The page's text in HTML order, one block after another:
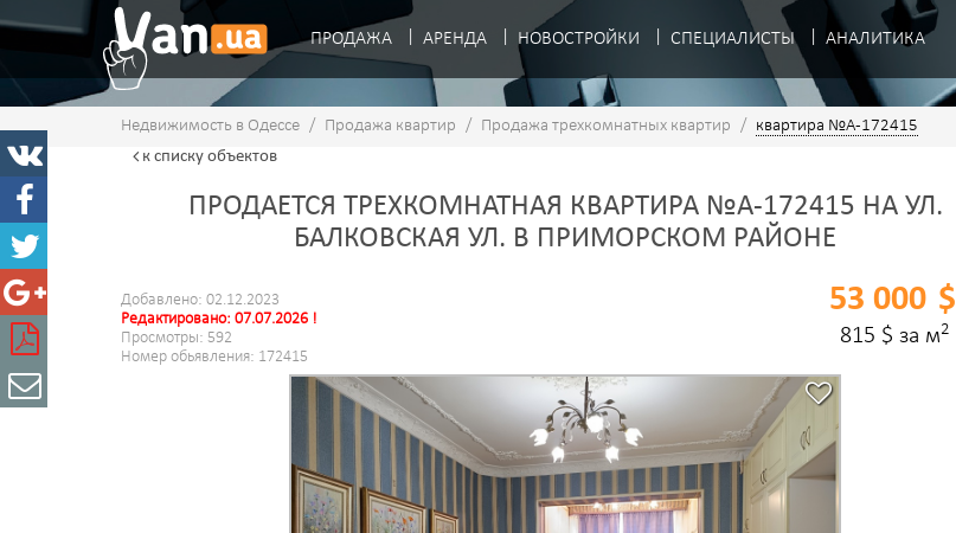
ПРОДАЖА АРЕНДА НОВОСТРОЙКИ СПЕЦИАЛИСТЫ АНАЛИТИКА
Недвижимость в Одессе / Продажа квартир / Продажа трехкомнатных квартир / квартира №A-172415
к спискуобъектов
ПРОДАЕТСЯ ТРЕХКОМНАТНАЯ КВАРТИРА №A-172415 НА УЛ.
БАЛКОВСКАЯ УЛ. В ПРИМОРСКОМ РАЙОНЕ
Добавлено: 02.12.2023
Редактировано: 07.07.2026 !
Просмотры: 592
Номер обьявления: 172415
$
53 000
815 $ за м2